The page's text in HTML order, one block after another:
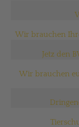
Wir brauchen
Jetz den
Wir brauchen